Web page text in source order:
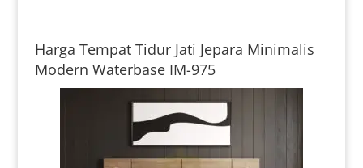
Harga Tempat Tidur Jati Jepara Minimalis
Modern Waterbase IM-975